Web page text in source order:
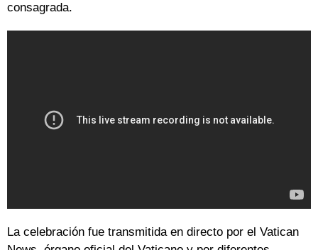
consagrada.
La celebración fue transmitida en directo por el Vatican